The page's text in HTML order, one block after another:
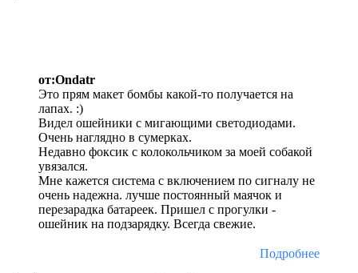
от:Ondatr
Это прям макет бомбы какой-то получается на
лапах. :)
Видел ошейники с мигающими светодиодами.
Очень наглядно в сумерках.
Недавно фоксик с колокольчиком за моей собакой
увязался.
Мне кажется система с включением по сигналу не
очень надежна. лучше постоянный маячок и
перезарадка батареек. Пришел с прогулки -
ошейник на подзарядку. Всегда свежие.
Подробнее